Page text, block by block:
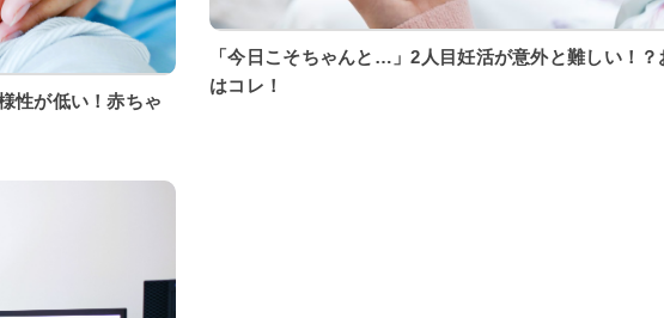
性が低い！赤ちゃ
「今日こそちゃんと…」2人目妊活が意外と難しい！？
はコレ！